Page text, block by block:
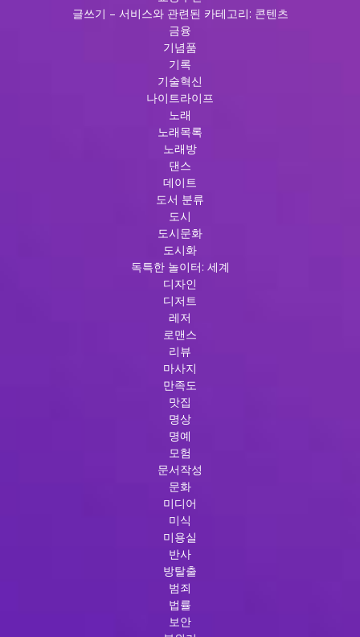
글쓰기 – 서비스와 관련된 카테고리: 콘텐츠
금융
기념품
기록
기술혁신
나이트라이프
노래
노래목록
노래방
댄스
데이트
도서 분류
도시
도시문화
도시화
독특한 놀이터: 세계
디자인
디저트
레저
로맨스
리뷰
마사지
만족도
맛집
명상
명예
모험
문서작성
문화
미디어
미식
미용실
반사
방탈출
범죄
법률
보안